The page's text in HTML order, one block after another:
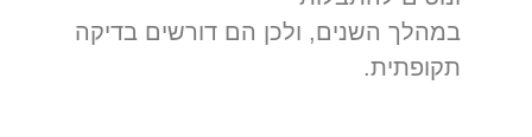
במהלך השנים, ולכן הם דורשים בדיקה
תקופתית.